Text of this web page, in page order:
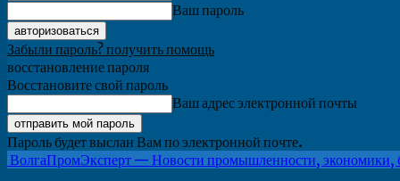
Ваш пароль
Забыли пароль? получить помощь
восстановление пароля
Восстановите свой пароль
Ваш адрес электронной почты
Пароль будет выслан Вам по электронной почте.
ВолгаПромЭксперт — Новости промышленности, экономики,